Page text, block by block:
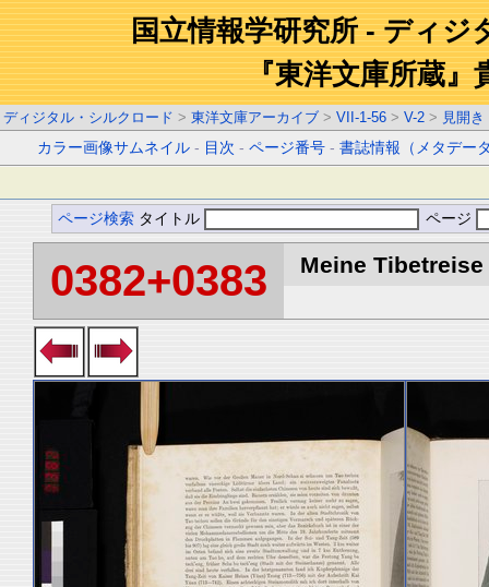
国立情報学研究所 - ディジ
『東洋文庫所蔵』
ディジタル・シルクロード > 東洋文庫アーカイブ > VII-1-56 > V-2 > 見開き
カラー画像サムネイル - 目次 -ページ番号 -書誌情報（メタデー
ページ検索 タイトル ページ
0382+0383 Meine